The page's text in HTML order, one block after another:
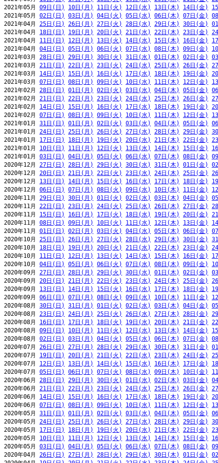
2021年05月 09日(日) 10日(月) 11日(火) 12日(水) 13日(木) 14日(金)
2021年05月 02日(日) 03日(月) 04日(火) 05日(水) 06日(木) 07日(金)
2021年04月 25日(日) 26日(月) 27日(火) 28日(水) 29日(木) 30日(金)
2021年04月 18日(日) 19日(月) 20日(火) 21日(水) 22日(木) 23日(金)
2021年04月 11日(日) 12日(月) 13日(火) 14日(水) 15日(木) 16日(金)
2021年04月 04日(日) 05日(月) 06日(火) 07日(水) 08日(木) 09日(金)
2021年03月 28日(日) 29日(月) 30日(火) 31日(水) 01日(木) 02日(金)
2021年03月 21日(日) 22日(月) 23日(火) 24日(水) 25日(木) 26日(金)
2021年03月 14日(日) 15日(月) 16日(火) 17日(水) 18日(木) 19日(金)
2021年03月 07日(日) 08日(月) 09日(火) 10日(水) 11日(木) 12日(金)
2021年02月 28日(日) 01日(月) 02日(火) 03日(水) 04日(木) 05日(金)
2021年02月 21日(日) 22日(月) 23日(火) 24日(水) 25日(木) 26日(金)
2021年02月 14日(日) 15日(月) 16日(火) 17日(水) 18日(木) 19日(金)
2021年02月 07日(日) 08日(月) 09日(火) 10日(水) 11日(木) 12日(金)
2021年01月 31日(日) 01日(月) 02日(火) 03日(水) 04日(木) 05日(金)
2021年01月 24日(日) 25日(月) 26日(火) 27日(水) 28日(木) 29日(金)
2021年01月 17日(日) 18日(月) 19日(火) 20日(水) 21日(木) 22日(金)
2021年01月 10日(日) 11日(月) 12日(火) 13日(水) 14日(木) 15日(金)
2021年01月 03日(日) 04日(月) 05日(火) 06日(水) 07日(木) 08日(金)
2020年12月 27日(日) 28日(月) 29日(火) 30日(水) 31日(木) 01日(金)
2020年12月 20日(日) 21日(月) 22日(火) 23日(水) 24日(木) 25日(金)
2020年12月 13日(日) 14日(月) 15日(火) 16日(水) 17日(木) 18日(金)
2020年12月 06日(日) 07日(月) 08日(火) 09日(水) 10日(木) 11日(金)
2020年11月 29日(日) 30日(月) 01日(火) 02日(水) 03日(木) 04日(金)
2020年11月 22日(日) 23日(月) 24日(火) 25日(水) 26日(木) 27日(金)
2020年11月 15日(日) 16日(月) 17日(火) 18日(水) 19日(木) 20日(金)
2020年11月 08日(日) 09日(月) 10日(火) 11日(水) 12日(木) 13日(金)
2020年11月 01日(日) 02日(月) 03日(火) 04日(水) 05日(木) 06日(金)
2020年10月 25日(日) 26日(月) 27日(火) 28日(水) 29日(木) 30日(金)
2020年10月 18日(日) 19日(月) 20日(火) 21日(水) 22日(木) 23日(金)
2020年10月 11日(日) 12日(月) 13日(火) 14日(水) 15日(木) 16日(金)
2020年10月 04日(日) 05日(月) 06日(火) 07日(水) 08日(木) 09日(金)
2020年09月 27日(日) 28日(月) 29日(火) 30日(水) 01日(木) 02日(金)
2020年09月 20日(日) 21日(月) 22日(火) 23日(水) 24日(木) 25日(金)
2020年09月 13日(日) 14日(月) 15日(火) 16日(水) 17日(木) 18日(金)
2020年09月 06日(日) 07日(月) 08日(火) 09日(水) 10日(木) 11日(金)
2020年08月 30日(日) 31日(月) 01日(火) 02日(水) 03日(木) 04日(金)
2020年08月 23日(日) 24日(月) 25日(火) 26日(水) 27日(木) 28日(金)
2020年08月 16日(日) 17日(月) 18日(火) 19日(水) 20日(木) 21日(金)
2020年08月 09日(日) 10日(月) 11日(火) 12日(水) 13日(木) 14日(金)
2020年08月 02日(日) 03日(月) 04日(火) 05日(水) 06日(木) 07日(金)
2020年07月 26日(日) 27日(月) 28日(火) 29日(水) 30日(木) 31日(金)
2020年07月 19日(日) 20日(月) 21日(火) 22日(水) 23日(木) 24日(金)
2020年07月 12日(日) 13日(月) 14日(火) 15日(水) 16日(木) 17日(金)
2020年07月 05日(日) 06日(月) 07日(火) 08日(水) 09日(木) 10日(金)
2020年06月 28日(日) 29日(月) 30日(火) 01日(水) 02日(木) 03日(金)
2020年06月 21日(日) 22日(月) 23日(火) 24日(水) 25日(木) 26日(金)
2020年06月 14日(日) 15日(月) 16日(火) 17日(水) 18日(木) 19日(金)
2020年06月 07日(日) 08日(月) 09日(火) 10日(水) 11日(木) 12日(金)
2020年05月 31日(日) 01日(月) 02日(火) 03日(水) 04日(木) 05日(金)
2020年05月 24日(日) 25日(月) 26日(火) 27日(水) 28日(木) 29日(金)
2020年05月 17日(日) 18日(月) 19日(火) 20日(水) 21日(木) 22日(金)
2020年05月 10日(日) 11日(月) 12日(火) 13日(水) 14日(木) 15日(金)
2020年05月 03日(日) 04日(月) 05日(火) 06日(水) 07日(木) 08日(金)
2020年04月 26日(日) 27日(月) 28日(火) 29日(水) 30日(木) 01日(金)